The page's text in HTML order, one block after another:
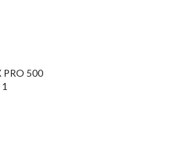
PRO 500